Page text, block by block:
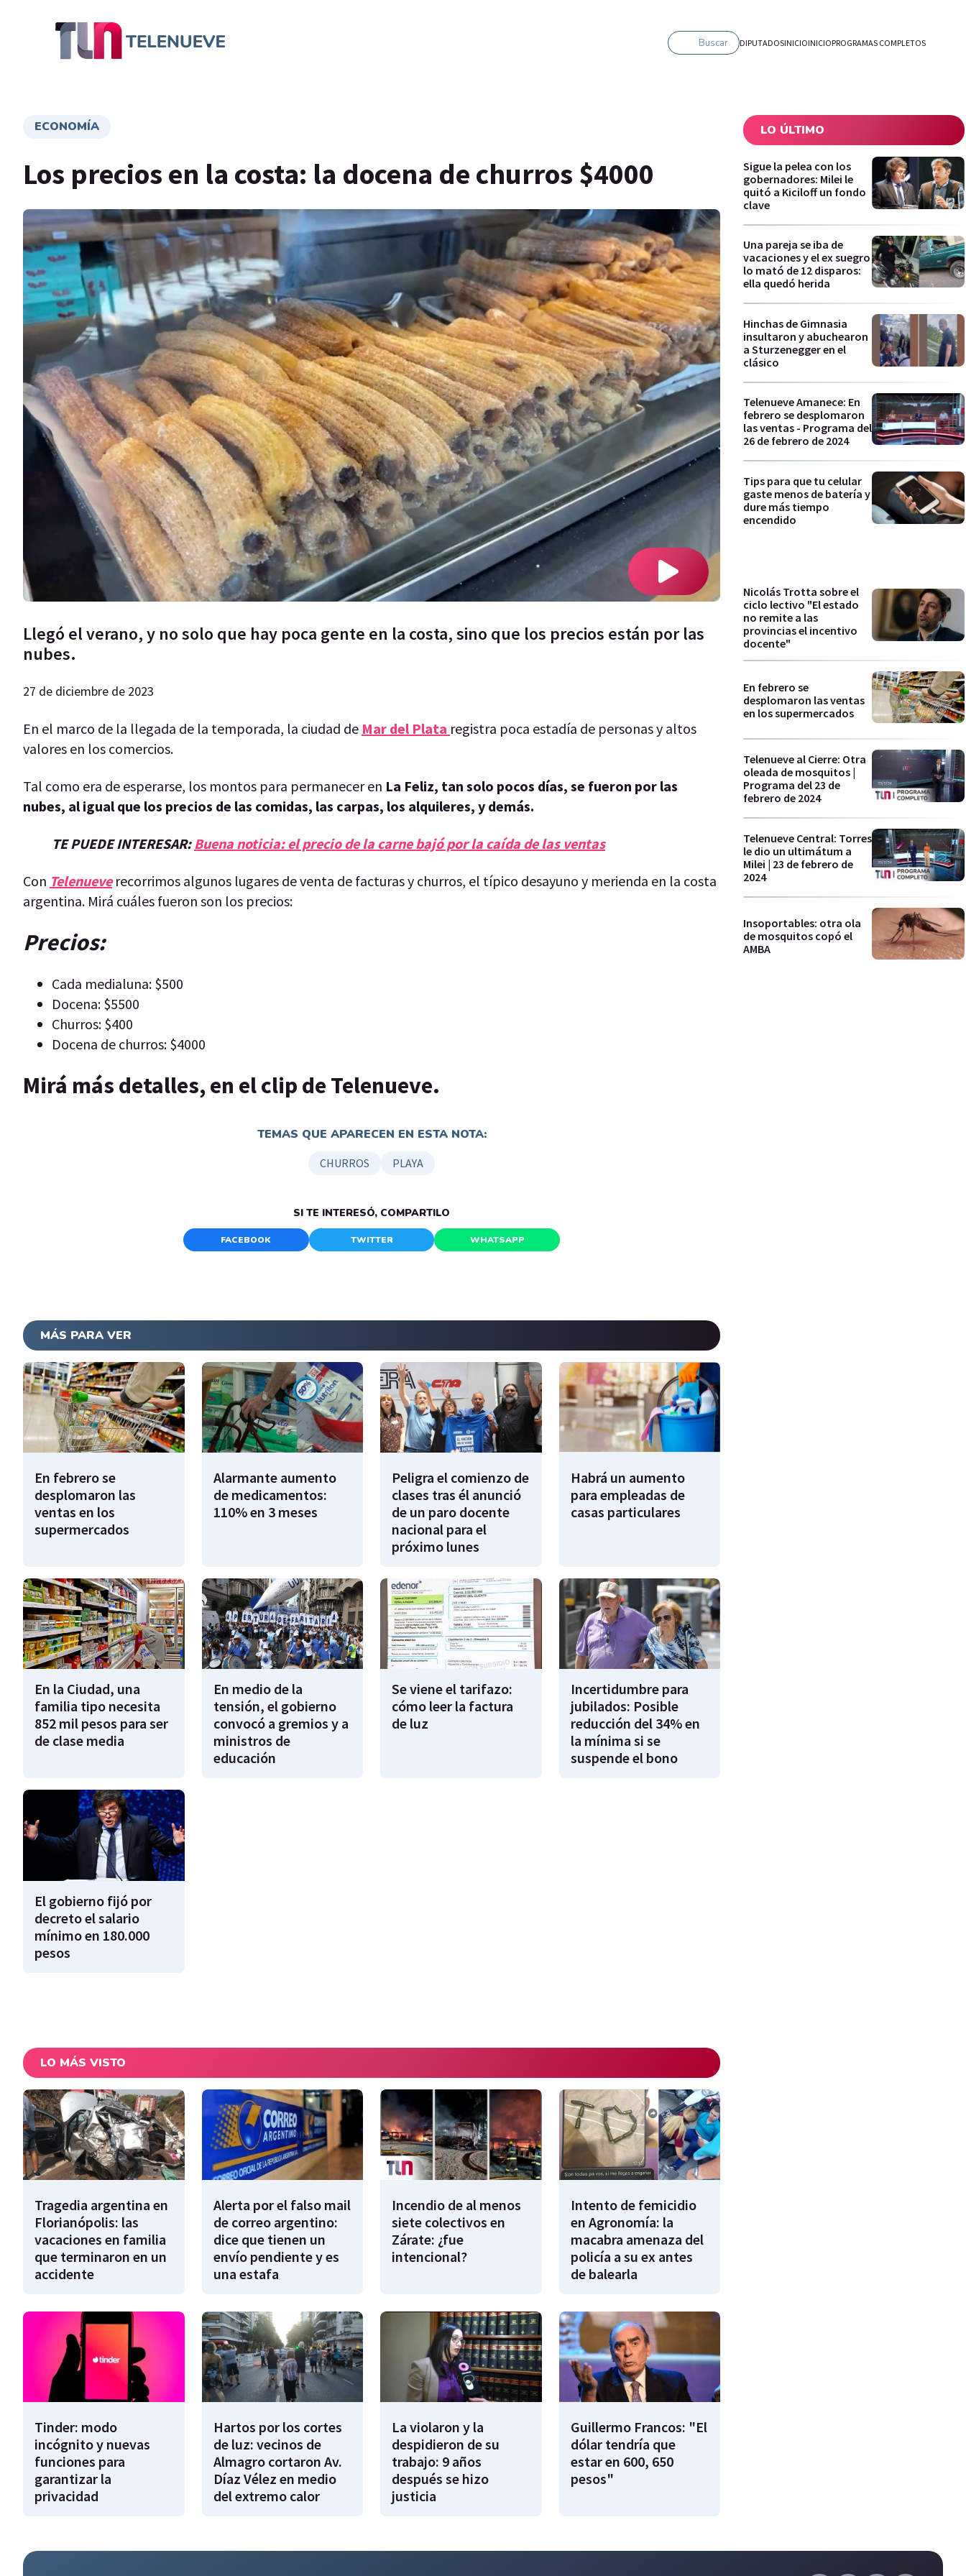
Buscar DIPUTADOSINICIOINICIOPROGRAMAS COMPLETOS
ECONOMÍA
Los precios en la costa: la docena de churros $4000
Llegó el verano, y no solo que hay poca gente en la costa, sino que los precios están por las
nubes.
27 de diciembre de 2023
En el marco de la llegada de la temporada, la ciudad de Mar del Plata registra poca estadía de personas y altos
valores en los comercios.
Tal como era de esperarse, los montos para permanecer en La Feliz, tan solo pocos días, se fueron por las
nubes, al igual que los precios de las comidas, las carpas, los alquileres, y demás.
TE PUEDE INTERESAR: Buena noticia: el precio de la carne bajó por la caída de las ventas
Con Telenueverecorrimos algunos lugares de venta de facturas y churros, el típico desayuno y merienda en la costa
argentina. Mirá cuáles fueron son los precios:
Precios:
Cada medialuna: $500
Docena: $5500
Churros: $400
Docena de churros: $4000
Mirá más detalles, en el clip de Telenueve.
TEMAS QUE APARECEN EN ESTA NOTA:
CHURROS PLAYA
SI TE INTERESÓ, COMPARTILO
FACEBOOK TWITTER WHATSAPP
MÁS PARA VER
En febrero se
desplomaron las
ventas en los
supermercados
Alarmante aumento
de medicamentos:
110% en 3 meses
Peligra el comienzo de
clases tras él anunció
de un paro docente
nacional para el
próximo lunes
Habrá un aumento
para empleadas de
casas particulares
En la Ciudad, una
familia tipo necesita
852 mil pesos para ser
de clase media
En medio de la
tensión, el gobierno
convocó a gremios y a
ministros de
educación
Se viene el tarifazo:
cómo leer la factura
de luz
Incertidumbre para
jubilados: Posible
reducción del 34% en
la mínima si se
suspende el bono
El gobierno fijó por
decreto el salario
mínimo en 180.000
pesos
LO MÁS VISTO
Tragedia argentina en
Florianópolis: las
vacaciones en familia
que terminaron en un
accidente
Alerta por el falso mail
de correo argentino:
dice que tienen un
envío pendiente y es
una estafa
Incendio de al menos
siete colectivos en
Zárate: ¿fue
intencional?
Intento de femicidio
en Agronomía: la
macabra amenaza del
policía a su ex antes
de balearla
Tinder: modo
incógnito y nuevas
funciones para
garantizar la
privacidad
Hartos por los cortes
de luz: vecinos de
Almagro cortaron Av.
Díaz Vélez en medio
del extremo calor
La violaron y la
despidieron de su
trabajo: 9 años
después se hizo
justicia
Guillermo Francos: "El
dólar tendría que
estar en 600, 650
pesos"
LO ÚLTIMO
Sigue la pelea con los
gobernadores: Milei le
quitó a Kiciloff un fondo
clave
Una pareja se iba de
vacaciones y el ex suegro
lo mató de 12 disparos:
ella quedó herida
Hinchas de Gimnasia
insultaron y abuchearon
a Sturzenegger en el
clásico
Telenueve Amanece: En
febrero se desplomaron
las ventas - Programa del
26 de febrero de 2024
Tips para que tu celular
gaste menos de batería y
dure más tiempo
encendido
Nicolás Trotta sobre el
ciclo lectivo "El estado
no remite a las
provincias el incentivo
docente"
En febrero se
desplomaron las ventas
en los supermercados
Telenueve al Cierre: Otra
oleada de mosquitos |
Programa del 23 de
febrero de 2024
Telenueve Central: Torres
le dio un ultimátum a
Milei | 23 de febrero de
2024
Insoportables: otra ola
de mosquitos copó el
AMBA